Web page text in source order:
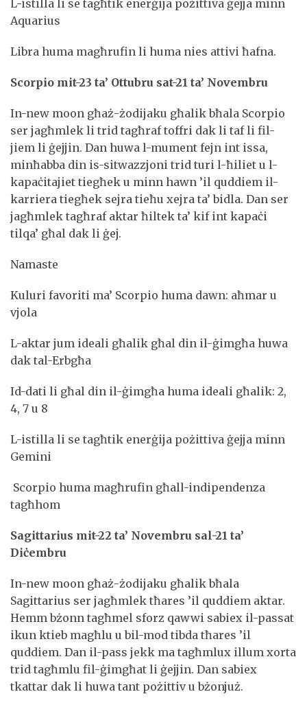
L-istilla li se tagħtik enerġija pożittiva ġejja minn
Aquarius
Libra huma magħrufin li huma nies attivi ħafna.
Scorpio mit-23 ta’ Ottubru sat-21 ta’ Novembru
In-new moon għaż-żodijaku għalik bħala Scorpio
ser jagħmlek li trid tagħraf toffri dak li taf li fil-
jiem li ġejjin. Dan huwa l-mument fejn int issa,
minħabba din is-sitwazzjoni trid turi l-ħiliet u l-
kapaċitajiet tiegħek u minn hawn ’il quddiem il-
karriera tiegħek sejra tieħu xejra ta’ bidla. Dan ser
jagħmlek tagħraf aktar ħiltek ta’ kif int kapaċi
tilqa’ għal dak li ġej.
Namaste
Kuluri favoriti ma’ Scorpio huma dawn: aħmar u
vjola
L-aktar jum ideali għalik għal din il-ġimgħa huwa
dak tal-Erbgħa
Id-dati li għal din il-ġimgħa huma ideali għalik: 2,
4, 7 u 8
L-istilla li se tagħtik enerġija pożittiva ġejja minn
Gemini
Scorpio huma magħrufin għall-indipendenza
tagħhom
Sagittarius mit-22 ta’ Novembru sal-21 ta’
Diċembru
In-new moon għaż-żodijaku għalik bħala
Sagittarius ser jagħmlek tħares ’il quddiem aktar.
Hemm bżonn tagħmel sforz qawwi sabiex il-passat
ikun ktieb magħlu u bil-mod tibda tħares ’il
quddiem. Dan il-pass jekk ma tagħmlux illum xorta
trid tagħmlu fil-ġimgħat li ġejjin. Dan sabiex
tkattar dak li huwa tant pożittiv u bżonjuż.